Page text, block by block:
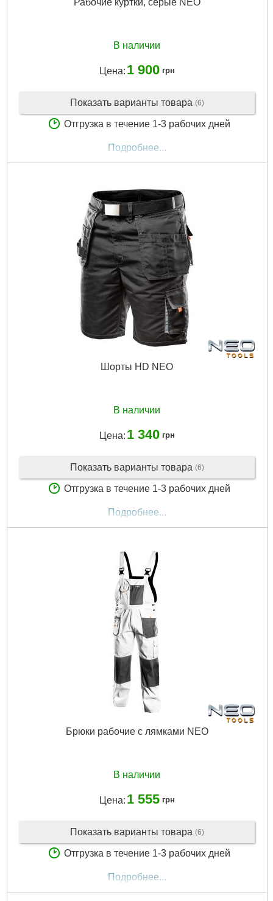
Рабочие куртки, серые NEO
В наличии
Цена: 1 900 грн
Показать варианты товара (6)
Отгрузка в течение 1-3 рабочих дней
Подробнее...
Шорты HD NEO
В наличии
Цена: 1 340 грн
Показать варианты товара (6)
Отгрузка в течение 1-3 рабочих дней
Подробнее...
Брюки рабочие с лямками NEO
В наличии
Цена: 1 555 грн
Показать варианты товара (6)
Отгрузка в течение 1-3 рабочих дней
Подробнее...